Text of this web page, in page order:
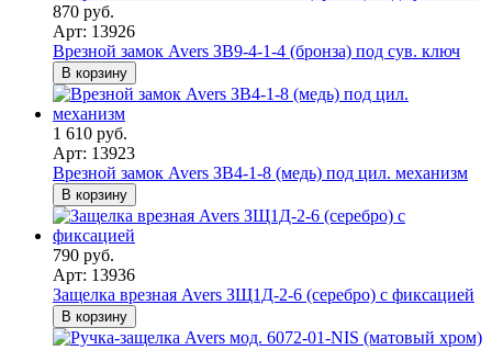
870 руб.
Арт: 13926
Врезной замок Avers ЗВ9-4-1-4 (бронза) под сув. ключ
В корзину
1 610 руб.
Арт: 13923
Врезной замок Avers ЗВ4-1-8 (медь) под цил. механизм
В корзину
790 руб.
Арт: 13936
Защелка врезная Avers ЗЩ1Д-2-6 (серебро) с фиксацией
В корзину